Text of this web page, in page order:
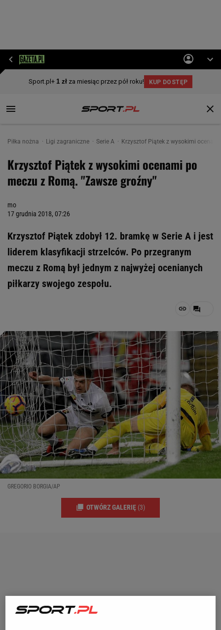
Piłka nożna Ligi zagraniczne Serie A Krzysztof Piątek z wysokimi
Krzysztof Piątek z wysokimi ocenami po
meczu z Romą. "Zawsze groźny"
mo
17 grudnia 2018, 07:26
Krzysztof Piątek zdobył 12. bramkę w Serie A i jest
liderem klasyfikacji strzelców. Po przegranym
meczu z Romą był jednym z najwyżej ocenianych
piłkarzy swojego zespołu.
GREGORIO BORGIA/AP
OTWÓRZ GALERIĘ (3)